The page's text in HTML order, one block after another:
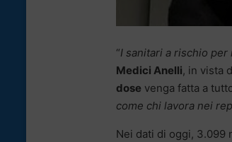
“I sanitari a rischio
Medici Anelli, in vista
dose venga fatta a
come chi lavora nei
Nei dati di oggi, 3.099